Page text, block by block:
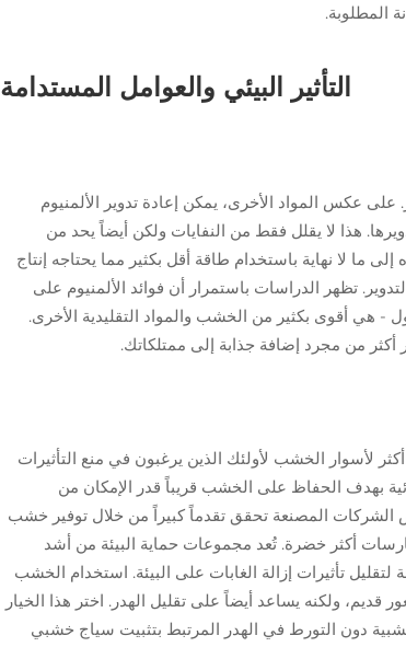
المطلوبة.
التأثير البيئي والعوامل المستدامة
على عكس المواد الأخرى، يمكن إعادة تدوير الألمنيوم
هذا لا يقلل فقط من النفايات ولكن أيضاً يحد من
إلى ما لا نهاية باستخدام طاقة أقل بكثير مما يحتاجه إنتاج
تظهر الدراسات باستمرار أن فوائد الألمنيوم على
- هي أقوى بكثير من الخشب والمواد التقليدية الأخرى.
أكثر من مجرد إضافة جذابة إلى ممتلكاتك.
لأسوار الخشب لأولئك الذين يرغبون في منع التأثيرات
بهدف الحفاظ على الخشب قريباً قدر الإمكان من
الشركات المصنعة تحقق تقدماً كبيراً من خلال توفير خشب
أكثر خضرة. تُعد مجموعات حماية البيئة من أشد
تأثيرات إزالة الغابات على البيئة. استخدام الخشب
ولكنه يساعد أيضاً على تقليل الهدر. اختر هذا الخيار
دون التورط في الهدر المرتبط بتثبيت سياج خشبي